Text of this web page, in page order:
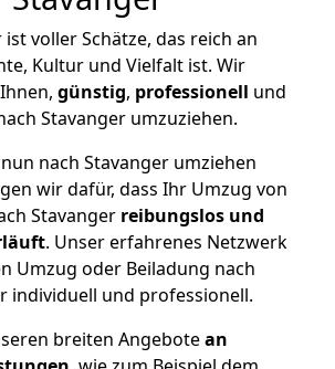
ist voller Schätze, das reich an
Kultur und Vielfalt ist. Wir
günstig, professionell und
Stavanger umzuziehen.
nach Stavanger umziehen
wir dafür, dass Ihr Umzug von
Stavanger reibungslos und
. Unser erfahrenes Netzwerk
Umzug oder Beiladung nach
individuell und professionell.
breiten Angebotean